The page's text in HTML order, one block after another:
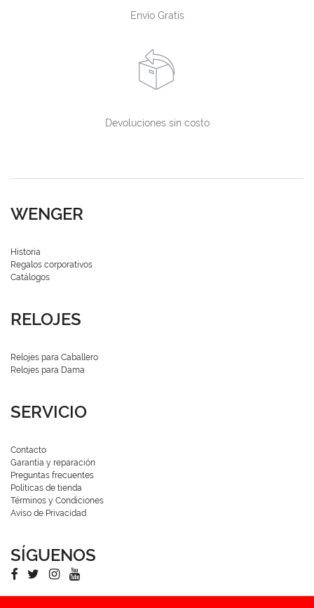
Envío Gratis
Devoluciones sin costo
WENGER
Historia
Regalos corporativos
Catálogos
RELOJES
Relojes para Caballero
Relojes para Dama
SERVICIO
Contacto
Garantía y reparación
Preguntas frecuentes
Políticas de tienda
Términos y Condiciones
Aviso de Privacidad
SÍGUENOS